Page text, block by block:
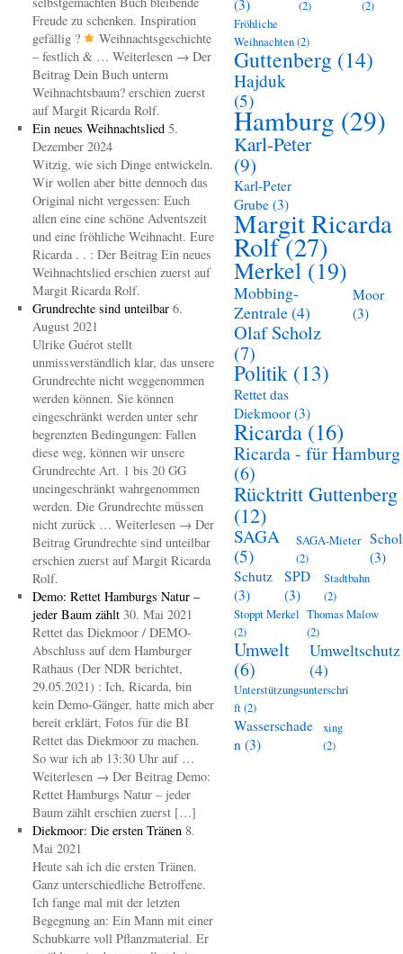
Freude zu schenken. Inspiration
gefällig ?
Weihnachtsgeschichte
– festlich & … Weiterlesen → Der
Beitrag Dein Buch unterm
Weihnachtsbaum? erschien zuerst
auf Margit Ricarda Rolf.
Ein neues Weihnachtslied 5.
Dezember 2024
Witzig, wie sich Dinge entwickeln.
Wir wollen aber bitte dennoch das
Original nicht vergessen: Euch
allen eine eine schöne Adventszeit
und eine fröhliche Weihnacht. Eure
Ricarda . . : Der Beitrag Ein neues
Weihnachtslied erschien zuerst auf
Margit Ricarda Rolf.
Grundrechte sind unteilbar 6.
August 2021
Ulrike Guérot stellt
unmissverständlich klar, das unsere
Grundrechte nicht weggenommen
werden können. Sie können
eingeschränkt werden unter sehr
begrenzten Bedingungen: Fallen
diese weg, können wir unsere
Grundrechte Art. 1 bis 20 GG
uneingeschränkt wahrgenommen
werden. Die Grundrechte müssen
nicht zurück … Weiterlesen → Der
Beitrag Grundrechte sind unteilbar
erschien zuerst auf Margit Ricarda
Rolf.
Demo: Rettet Hamburgs Natur –
jeder Baum zählt 30. Mai 2021
Rettet das Diekmoor / DEMO-
Abschluss auf dem Hamburger
Rathaus (Der NDR berichtet,
29.05.2021) : Ich, Ricarda, bin
kein Demo-Gänger, hatte mich aber
bereit erklärt, Fotos für die BI
Rettet das Diekmoor zu machen.
So war ich ab 13:30 Uhr auf …
Weiterlesen → Der Beitrag Demo:
Rettet Hamburgs Natur – jeder
Baum zählt erschien zuerst […]
Diekmoor: Die ersten Tränen 8.
Mai 2021
Heute sah ich die ersten Tränen.
Ganz unterschiedliche Betroffene.
Ich fange mal mit der letzten
Begegnung an: Ein Mann mit einer
Schubkarre voll Pflanzmaterial. Er
(3) (2)
(2)
Fröhliche
Weihnachten(2)
Guttenberg (14)
Hajduk
(5)
Hamburg (29)
Karl-Peter
(9)
Karl-Peter
Grube (3)
Margit Ricarda
Rolf(27)
Merkel (19)
Mobbing-
Zentrale(4)
Moor
(3)
Olaf Scholz
(7)
Politik (13)
Rettet das
Diekmoor (3)
Ricarda (16)
Ricarda - für Hamburg
(6)
Rücktritt Guttenberg
(12)
SAGA
(5)
SAGA-Mieter
(2)
(3)
Schutz
(3)
SPD
(3)
Stadtbahn
(2)
Stoppt Merkel
(2)
Thomas Malow
(2)
Umwelt
(6)
Umweltschutz
(4)
Unterstützungsunterschri
ft(2)
Wasserschade
n (3)
xing
(2)